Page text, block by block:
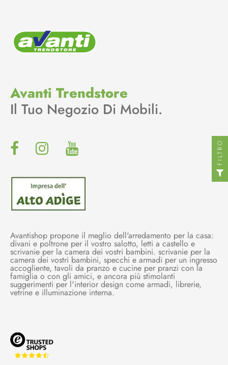
Avanti Trendstore
Il Tuo Negozio Di Mobili.
Avantishop propone il meglio dell'arredamento per la casa:
divani e poltrone per il vostro salotto, letti a castello e
scrivanie per la camera dei vostri bambini. scrivanie per la
camera dei vostri bambini, specchi e armadi per un ingresso
accogliente, tavoli da pranzo e cucine per pranzi con la
famiglia o con gli amici, e ancora più stimolanti
suggerimenti per l'interior design come armadi, librerie,
vetrine e illuminazione interna.
FILTRO